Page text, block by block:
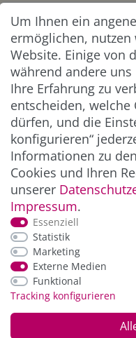
**
ZAHLUNG &
*Alle Preise inkl. der gesetzl.
und Versandkosten
Um Ihnen ein
ermöglichen,
Website. Einige von
während andere
Ihre Erfahrung zu
entscheiden, welche
dürfen, und die
konfigurieren“
Informationen zu
Cookies und Ihren
unserer
Impressum.
Essenziell
Statistik
Marketing
Externe Medien
Funktional
Tracking konfigurieren